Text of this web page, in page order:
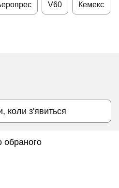
V60 Кемекс
коли з'явиться
обраного